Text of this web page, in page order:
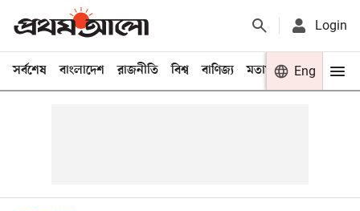
Login
সর্বশেষ বাংলাদেশ রাজনীতি বিশ্ব বাণিজ্য মতামত খেলা
Eng